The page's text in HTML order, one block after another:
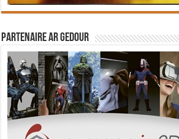
Partenaire Ar Gedour